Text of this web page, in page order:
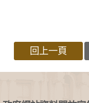
回上一頁